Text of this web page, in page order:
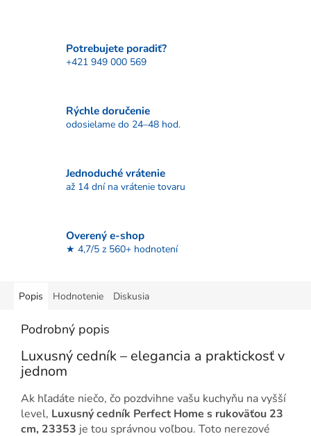
Potrebujete poradiť?
+421 949 000 569
Rýchle doručenie
odosielame do 24–48 hod.
Jednoduché vrátenie
až 14 dní na vrátenie tovaru
Overený e-shop
★ 4,7/5 z 560+ hodnotení
Popis Hodnotenie Diskusia
Podrobný popis
Luxusný cedník – elegancia a praktickosť v
jednom
Ak hľadáte niečo, čo pozdvihne vašu kuchyňu na vyšší
level, Luxusný cedník Perfect Home s rukoväťou 23
cm, 23353 je tou správnou voľbou. Toto nerezové